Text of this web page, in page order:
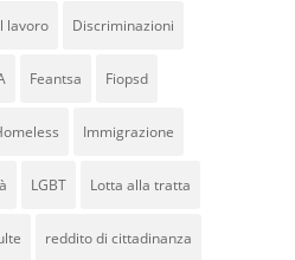
lavoro Discriminazioni
Feantsa Fiopsd
Immigrazione
LGBT Lotta alla tratta
reddito di cittadinanza